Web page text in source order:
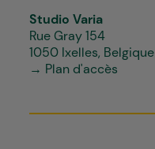
Studio Varia
Rue Gray 154
1050 Ixelles, Belgique
→ Plan d'accès